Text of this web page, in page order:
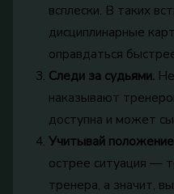
всплески. В таких
дисциплинарные
оправдаться
Следи за судьями.
наказывают
доступна и может
Учитывай
острее ситуация —
тренера, а значит,